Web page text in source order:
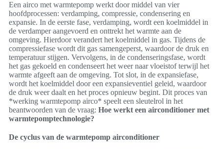
Een airco met warmtepomp werkt door middel van vier
hoofdprocessen: verdamping, compressie, condensering en
expansie. In de eerste fase, verdamping, wordt een koelmiddel in
de verdamper aangevoerd en onttrekt het warmte aan de
omgeving. Hierdoor verandert het koelmiddel in gas. Tijdens de
compressiefase wordt dit gas samengeperst, waardoor de druk en
temperatuur stijgen. Vervolgens, in de condenseringsfase, wordt
het gas gekoeld en condenseert het weer naar vloeistof terwijl het
warmte afgeeft aan de omgeving. Tot slot, in de expansiefase,
wordt het koelmiddel door een expansieventiel geleid, waardoor
de druk weer daalt en het proces opnieuw begint. Dit proces van
*werking warmtepomp airco* speelt een sleutelrol in het
beantwoorden van de vraag: Hoe werkt een airconditioner met
warmtepomptechnologie?
De cyclus van de warmtepomp airconditioner